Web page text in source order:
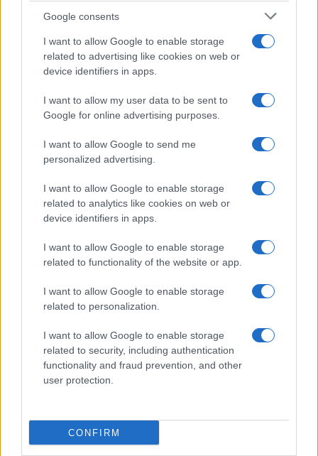
Google consents
I want to allow Google to enable storage
related to advertising like cookies on web or
device identifiers in apps.
I want to allow my user data to be sent to
Google for online advertising purposes.
I want to allow Google to send me
personalized advertising.
I want to allow Google to enable storage
related to analytics like cookies on web or
device identifiers in apps.
I want to allow Google to enable storage
related to functionality of the website or app.
I want to allow Google to enable storage
related to personalization.
I want to allow Google to enable storage
related to security, including authentication
functionality and fraud prevention, and other
user protection.
CONFIRM
Sigue leyendo
Medidas, iluminación y almacenamiento para una isla
de cocina funcional
Lucía Fernández · 3 Ago 2026